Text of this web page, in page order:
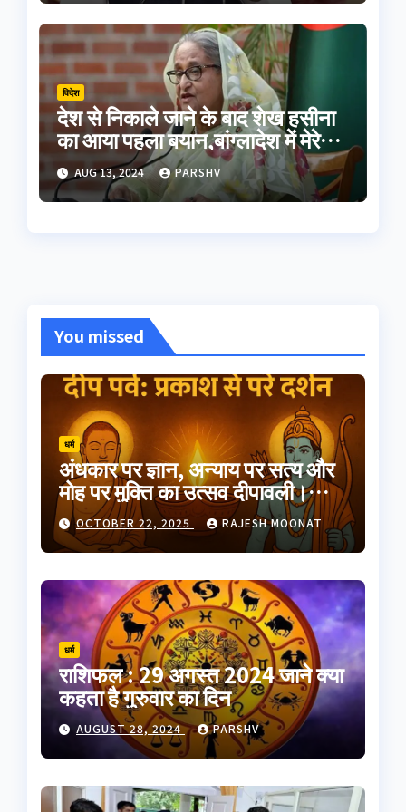
विदेश
देश से निकाले जाने के बाद शेख हसीना
का आया पहला बयान,बांग्लादेश में मेरे
पिता समेत शहीदों का हुआ अपमान
AUG 13, 2024 PARSHV
You missed
धर्म
अंधकार पर ज्ञान, अन्याय पर सत्य और
मोह पर मुक्ति का उत्सव दीपावली।
भारतीय परंपरा का यह त्योहार
आत्मप्रकाश का प्रतीक है
OCTOBER 22, 2025 RAJESH MOONAT
धर्म
राशिफल : 29 अगस्त 2024 जाने क्या
कहता है गुरुवार का दिन
AUGUST 28, 2024 PARSHV